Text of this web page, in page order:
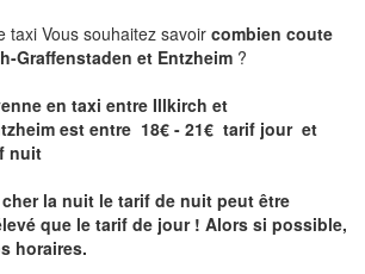
taxi Vous souhaitez savoir combien coute
Graffenstaden et Entzheim ?
en taxi entre Illkirch et
est entre 18€ - 21€ tarif jour et
nuit
la nuit le tarif de nuit peut être
que le tarif de jour ! Alors si possible,
horaires.